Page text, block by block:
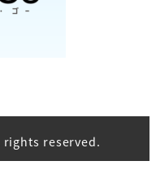
rights reserved.